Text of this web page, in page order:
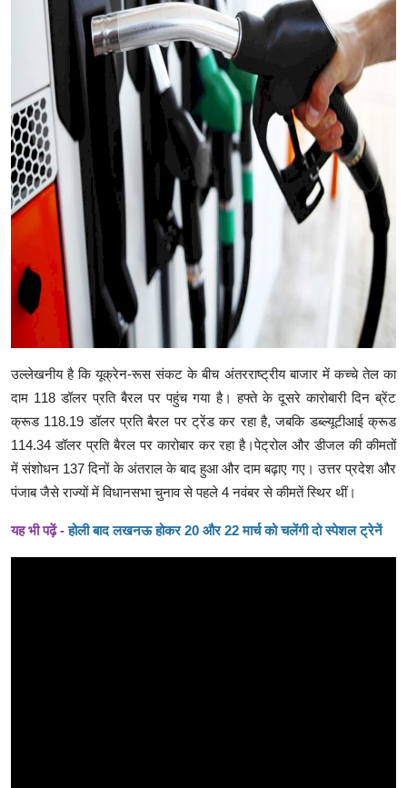
उल्लेखनीय है कि यूक्रेन-रूस संकट के बीच अंतरराष्ट्रीय बाजार में कच्चे तेल का
दाम 118 डॉलर प्रति बैरल पर पहुंच गया है। हफ्ते के दूसरे कारोबारी दिन ब्रेंट
क्रूड 118.19 डॉलर प्रति बैरल पर ट्रेंड कर रहा है, जबकि डब्ल्यूटीआई क्रूड
114.34 डॉलर प्रति बैरल पर कारोबार कर रहा है।पेट्रोल और डीजल की कीमतों
में संशोधन 137 दिनों के अंतराल के बाद हुआ और दाम बढ़ाए गए। उत्तर प्रदेश और
पंजाब जैसे राज्यों में विधानसभा चुनाव से पहले 4 नवंबर से कीमतें स्थिर थीं।
यह भी पढ़ें -होली बाद लखनऊ होकर 20 और 22 मार्च को चलेंगी दो स्पेशल ट्रेनें